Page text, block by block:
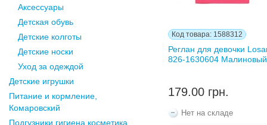
Аксессуары
Детская обувь
Детские колготы
Детские носки
Уход за одеждой
Детские игрушки
Питание и кормление,
Комаровский
Подгузники гигиена косметика
Код товара: 1588312
Реглан для девочки
826-1630604 Малиновый
179.00 грн.
Нет на складе